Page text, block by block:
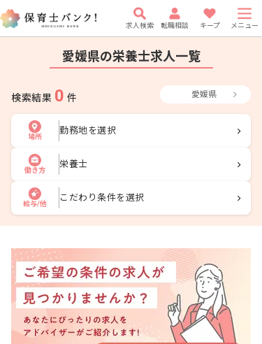
求人検索 転職相談 キープ メニュー
愛媛県の栄養士求人一覧
検索結果 0 件 愛媛県
場所
勤務地を選択
働き方
栄養士
給与/他
こだわり条件を選択